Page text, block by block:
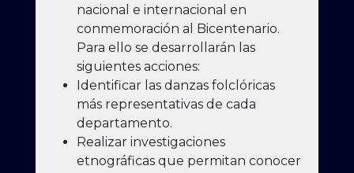
nacional e internacional en
conmemoración al Bicentenario.
Para ello se desarrollarán las
siguientes acciones:
Identificar las danzas folclóricas
más representativas de cada
departamento.
Realizar investigaciones
etnográficas que permitan conocer